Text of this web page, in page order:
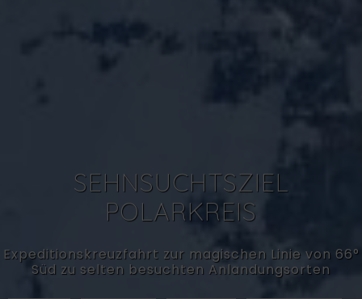
SEHNSUCHTSZIEL
POLARKREIS
Expeditionskreuzfahrt zur magischen Linie von 66°
Süd zu selten besuchten Anlandungsorten